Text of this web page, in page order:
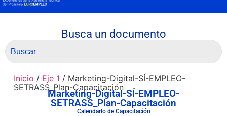
Busca un documento
Inicio / Eje 1 / Marketing-Digital-SÍ-EMPLEO-
SETRASS_Plan-Capacitación
Marketing-Digital-SÍ-EMPLEO-
SETRASS_Plan-Capacitación
Calendarlo de Capacitación